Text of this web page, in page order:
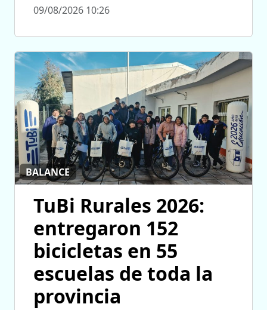
09/08/2026 10:26
BALANCE
TuBi Rurales 2026:
entregaron 152
bicicletas en 55
escuelas de toda la
provincia